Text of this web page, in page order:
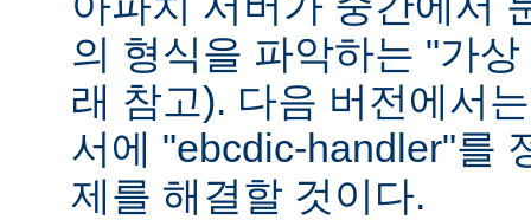
의 형식을 파악하는 "가
래 참고). 다음 버전에서
서에 "ebcdic-handler"를
제를 해결할 것이다.